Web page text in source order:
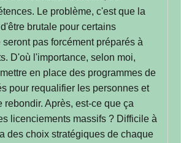
Le problème, c'est que la
brutale pour certains
pas forcément préparés à
D'où l'importance, selon moi,
en place des programmes de
pour requalifier les personnes et
rebondir. Après, est-ce que ça
licenciements massifs ? Difficile à
des choix stratégiques de chaque